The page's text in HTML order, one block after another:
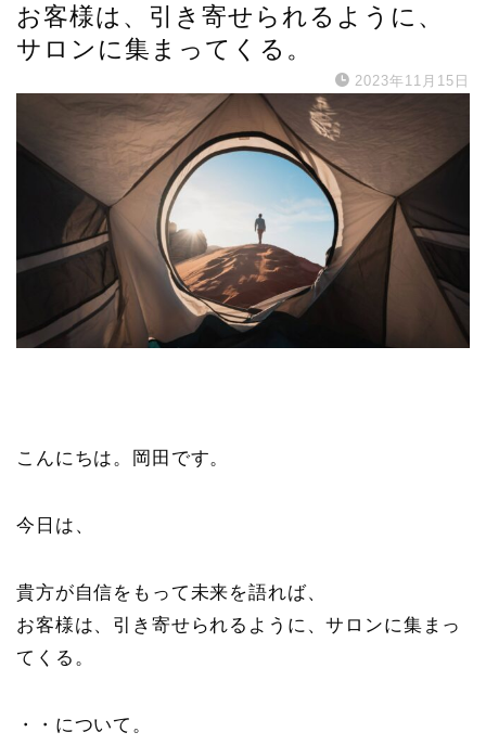
お客様は、引き寄せられるように、
サロンに集まってくる。
2023年11月15日
こんにちは。岡田です。
今日は、
貴方が自信をもって未来を語れば、
お客様は、引き寄せられるように、サロンに集まっ
てくる。
・・について。